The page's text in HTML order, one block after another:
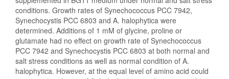
conditions. Growth rates of Synechococcus PCC 7942,
Synechocystis PCC 6803 and A. halophytica were
determined. Additions of 1 mM of glycine, proline or
glutamate had no effect on growth rate of Synechococcus
PCC 7942 and Synechocystis PCC 6803 at both normal and
salt stress conditions as well as normal condition of A.
halophytica. However, at the equal level of amino acid could